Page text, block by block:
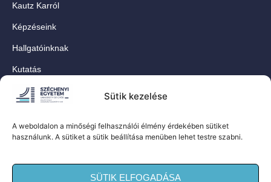
Sütik kezelése
A weboldalon a minőségi felhasználói élmény érdekében sütiket
használunk. A sütiket a sütik beállítása menüben lehet testre szabni.
SÜTIK ELFOGADÁSA
Kautz Karról
Képzéseink
Hallgatóinknak
Kutatás
Munkatársainknak
For Our International Students